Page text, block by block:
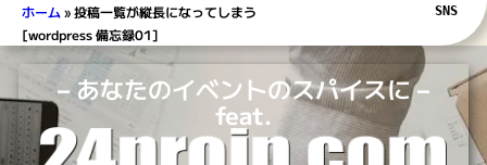
ホーム »投稿一覧が縦長になってしまう
[wordpress 備忘録01]
SNS
– あなたのイベントのスパイスに –
feat.